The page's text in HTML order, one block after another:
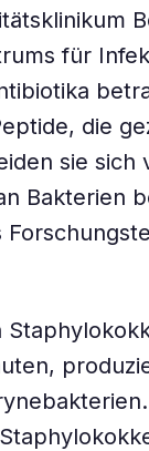
für
die
sie
Bakterien